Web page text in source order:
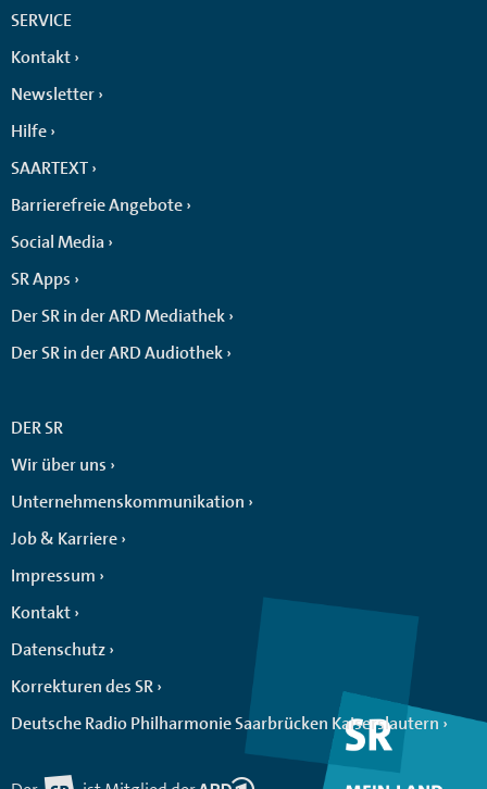
SERVICE
Kontakt
Newsletter
Hilfe
SAARTEXT
Barrierefreie Angebote
Social Media
SR Apps
Der SR in der ARD Mediathek
Der SR in der ARD Audiothek
DER SR
Wir über uns
Unternehmenskommunikation
Job & Karriere
Impressum
Kontakt
Datenschutz
Korrekturen des SR
Deutsche Radio Philharmonie Saarbrücken Kaiserslautern